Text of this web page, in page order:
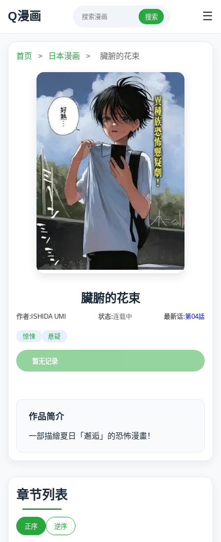
Q漫画 搜索 ☰
首页 > 日本漫画 > 臟腑的花束
臟腑的花束
作者: ISHIDA UMI 状态:连载中 最新话:第04話
惊悚 悬疑
暂无记录
作品简介
一部描繪夏日「邂逅」的恐怖漫畫！
章节列表
正序 逆序